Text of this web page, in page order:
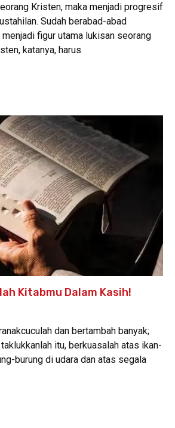
Kristen, maka menjadi progresif
Sudah berabad-abad
menjadi figur utama lukisan seorang
katanya, harus
Kitabmu Dalam Kasih!
dan bertambah banyak;
itu, berkuasalah atas ikan-
burung di udara dan atas segala